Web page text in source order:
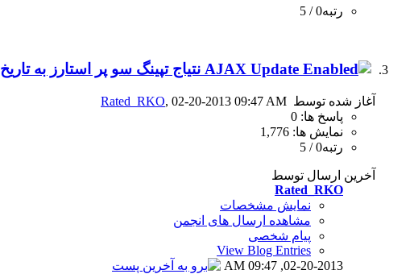
رتبه0 / 5
نتیاج تپینگ سو پر استارز به تاریخ 22 فبریه 2013
آغاز شده توسط Rated_RKO, 02-20-2013 09:47 AM
پاسخ ها: 0
نمایش ها: 1,776
رتبه0 / 5
آخرین ارسال توسط
Rated_RKO
نمایش مشخصات
مشاهده ارسال های انجمن
پیام شخصی
View Blog Entries
02-20-2013,
09:47 AM